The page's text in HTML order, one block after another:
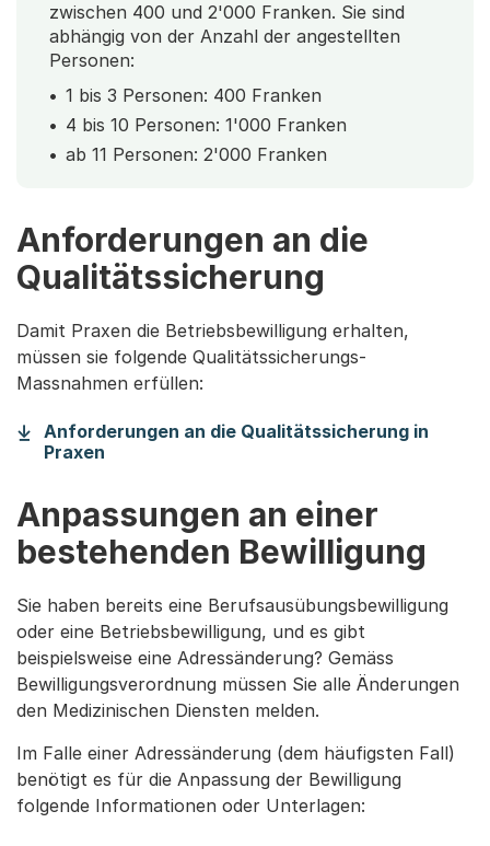
zwischen 400 und 2'000 Franken. Sie sind
abhängig von der Anzahl der angestellten
Personen:
1 bis 3 Personen: 400 Franken
4 bis 10 Personen: 1'000 Franken
ab 11 Personen: 2'000 Franken
Anforderungen an die
Qualitätssicherung
Damit Praxen die Betriebsbewilligung erhalten,
müssen sie folgende Qualitätssicherungs-
Massnahmen erfüllen:
Anforderungen an die Qualitätssicherung in
Praxen
Anpassungen an einer
bestehenden Bewilligung
Sie haben bereits eine Berufsausübungsbewilligung
oder eine Betriebsbewilligung, und es gibt
beispielsweise eine Adressänderung? Gemäss
Bewilligungsverordnung müssen Sie alle Änderungen
den Medizinischen Diensten melden.
Im Falle einer Adressänderung (dem häufigsten Fall)
benötigt es für die Anpassung der Bewilligung
folgende Informationen oder Unterlagen: